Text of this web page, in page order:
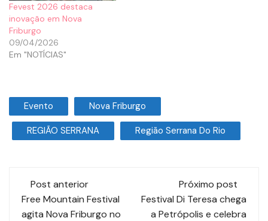
Fevest 2026 destaca
inovação em Nova
Friburgo
09/04/2026
Em "NOTÍCIAS"
Evento Nova Friburgo
REGIÃO SERRANA Região Serrana Do Rio
Post anterior
Free Mountain Festival
agita Nova Friburgo no
Próximo post
Festival Di Teresa chega
a Petrópolis e celebra